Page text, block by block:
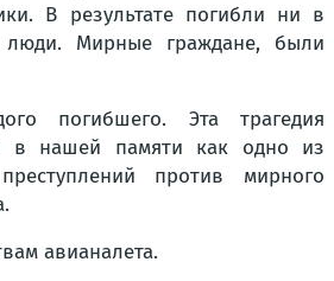
В результате погибли ни в
Мирные граждане, были
погибшего. Эта трагедия
в нашей памяти как одно из
против мирного
авианалета.